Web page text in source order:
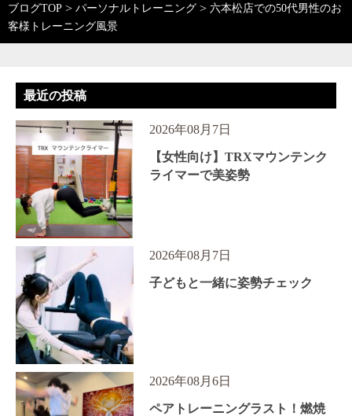
ブログTOP > パーソナルトレーニング > 六本松店での50代男性のお
客様トレーニング風景
最近の投稿
2026年08月7日
【女性向け】TRXマウンテンク
ライマーで美姿勢
2026年08月7日
子どもと一緒に姿勢チェック
2026年08月6日
ペアトレーニングラスト！燃焼